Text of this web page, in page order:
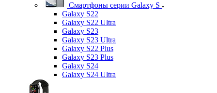
Смартфоны серии Galaxy S
Galaxy S22
Galaxy S22 Ultra
Galaxy S23
Galaxy S23 Ultra
Galaxy S22 Plus
Galaxy S23 Plus
Galaxy S24
Galaxy S24 Ultra